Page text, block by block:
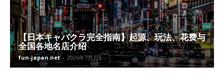
【日本キャバクラ完全指南】起源、玩法、花费与
全国各地名店介绍
fun-japan.net - 2026年7月7日